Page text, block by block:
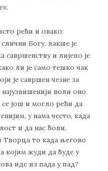
рећи и овако:
Богу, лакше је
савршенству и лијепо је
ли је само тешко чак
је савршен чезне за
најузвишенији воли оно
још и могло рећи да
у нама често, када
и да нас боли,
то када његово
којим жуди да буде у
иде из пада у пад?